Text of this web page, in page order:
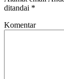
ditandai *
Komentar